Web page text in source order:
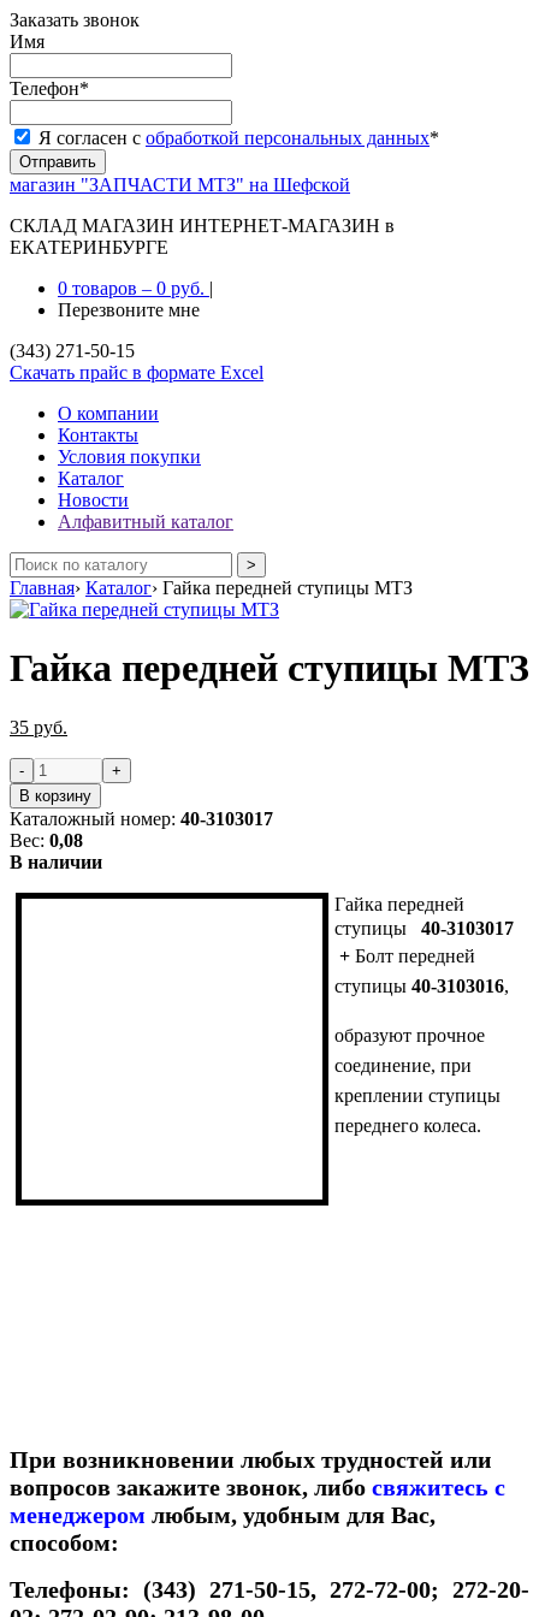
Заказать звонок
Имя
Телефон*
Я согласен с обработкой персональных данных*
магазин "ЗАПЧАСТИ МТЗ" на Шефской
СКЛАД МАГАЗИН ИНТЕРНЕТ-МАГАЗИН в
ЕКАТЕРИНБУРГЕ
0 товаров – 0 руб. |
Перезвоните мне
(343) 271-50-15
Скачать прайс в формате Excel
О компании
Контакты
Условия покупки
Каталог
Новости
Алфавитный каталог
Главная› Каталог› Гайка передней ступицы МТЗ
Гайка передней ступицы МТЗ
35 руб.
В корзину
Каталожный номер: 40-3103017
Вес: 0,08
В наличии
Гайка передней
ступицы 40-3103017
+ Болт передней
ступицы 40-3103016,
образуют прочное
соединение, при
креплении ступицы
переднего колеса.
При возникновении любых трудностей или
вопросов закажите звонок, либо свяжитесь с
менеджером любым, удобным для Вас,
способом:
Телефоны: (343) 271-50-15, 272-72-00; 272-20-